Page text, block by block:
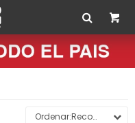
Recomendados